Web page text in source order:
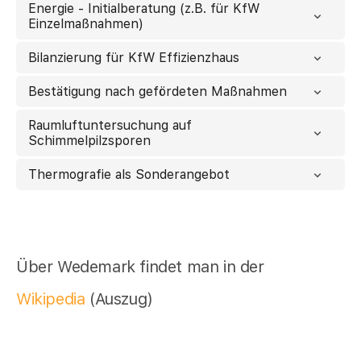
Energie - Initialberatung (z.B. für KfW
Einzelmaßnahmen)
Bilanzierung für KfW Effizienzhaus
Bestätigung nach gefördeten Maßnahmen
Raumluftuntersuchung auf
Schimmelpilzsporen
Thermografie als Sonderangebot
Über Wedemark findet man in der
Wikipedia (Auszug)